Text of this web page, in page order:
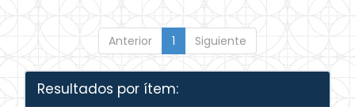
Anterior 1 Siguiente
Resultados por ítem: